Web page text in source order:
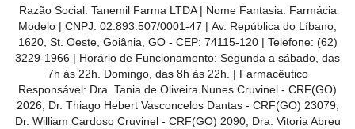
Razão Social: Tanemil Farma LTDA | Nome Fantasia: Farmácia
Modelo | CNPJ: 02.893.507/0001-47 | Av. República do Líbano,
1620, St. Oeste, Goiânia, GO - CEP: 74115-120 | Telefone: (62)
3229-1966 | Horário de Funcionamento: Segunda a sábado, das
7h às 22h. Domingo, das 8h às 22h. | Farmacêutico
Responsável: Dra. Tania de Oliveira Nunes Cruvinel - CRF(GO)
2026; Dr. Thiago Hebert Vasconcelos Dantas - CRF(GO) 23079;
Dr. William Cardoso Cruvinel - CRF(GO) 2090; Dra. Vitoria Abreu